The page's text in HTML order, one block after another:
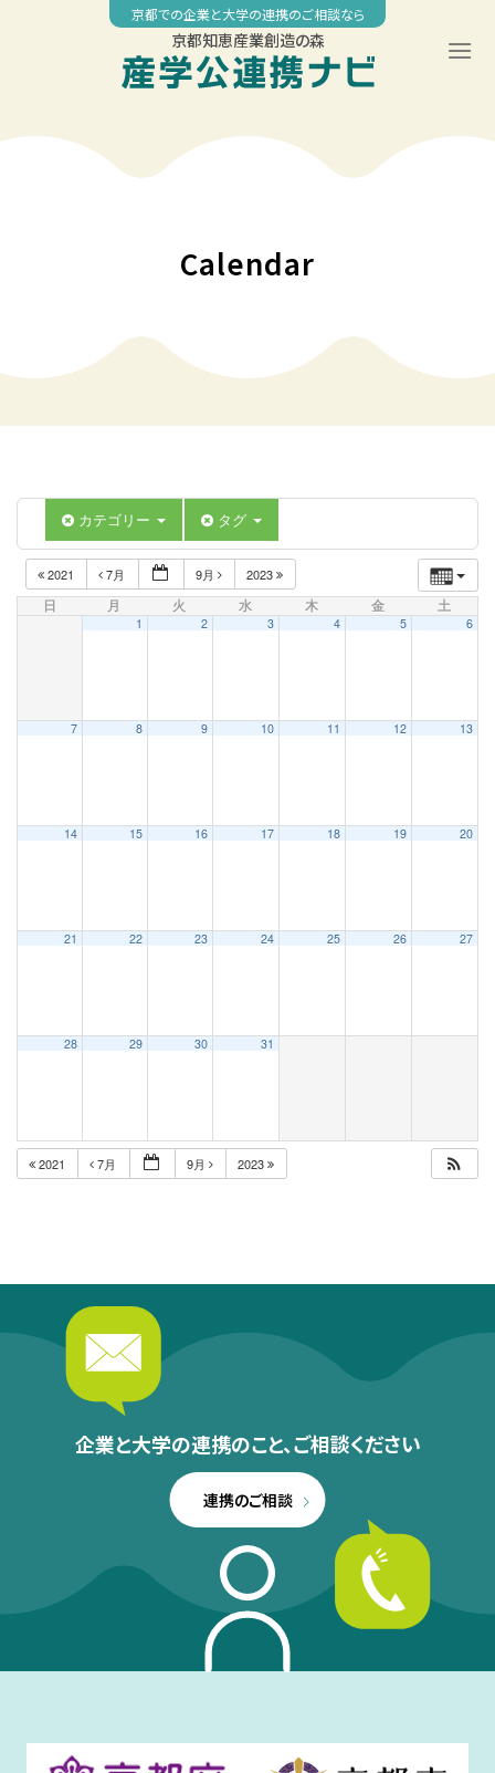
京都での企業と大学の連携のご相談なら
京都知恵産業創造の森
Calendar
カテゴリー タグ
2021 7月 9月 2023
日 月 火 水 木 金 土
1 2 3 4 5 6
7 8 9 10 11 12 13
14 15 16 17 18 19 20
21 22 23 24 25 26 27
28 29 30 31
2021 7月 9月 2023
企業と大学の連携のこと、ご相談ください
連携のご相談